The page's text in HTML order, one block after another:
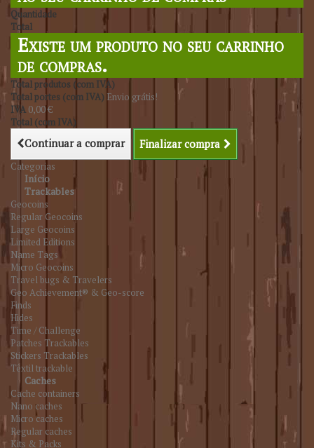
Quantidade
Total
Existe um produto no seu carrinho
de compras.
Total produtos (com IVA)
Total portes (com IVA) Envio grátis!
IVA 0,00 €
Total (com IVA)
Continuar a comprar Finalizar compra
Categorias
Início
Trackables
Geocoins
Regular Geocoins
Large Geocoins
Limited Editions
Name Tags
Micro Geocoins
Travel bugs & Travelers
Geo Achievement® & Geo-score
Finds
Hides
Time / Challenge
Patches Trackables
Stickers Trackables
Têxtil trackable
Caches
Cache containers
Nano caches
Micro caches
Regular caches
Kits & Packs